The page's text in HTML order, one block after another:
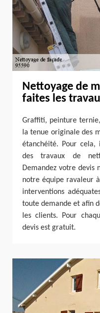
Nettoyage de
faites les
Graffiti, peinture
la tenue originale des
étanchéité. Pour cela,
des travaux de
Demandez votre devis
notre équipe ravaleur
interventions
toute demande et afin
les clients. Pour
devis est gratuit.